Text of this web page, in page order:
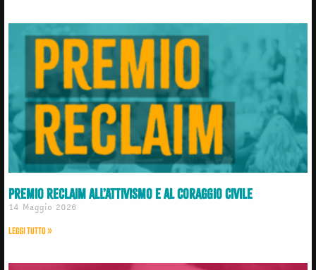
Premio RECLAIM all’attivismo e al coraggio civile
14 Maggio 2026
Leggi Tutto »